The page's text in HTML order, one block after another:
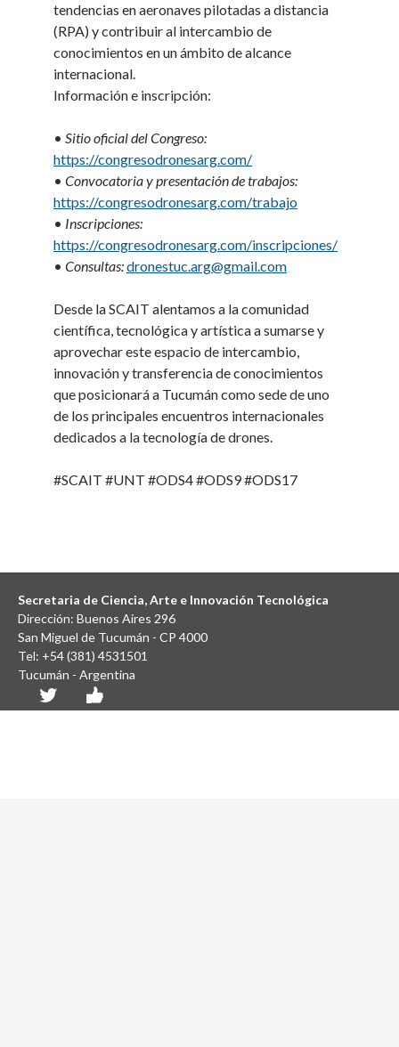
tendencias en aeronaves pilotadas a distancia
(RPA) y contribuir al intercambio de
conocimientos en un ámbito de alcance
internacional.
Información e inscripción:
•Sitio oficial del Congreso:
https://congresodronesarg.com/
•Convocatoria y presentación de trabajos:
https://congresodronesarg.com/trabajo
• Inscripciones:
https://congresodronesarg.com/inscripciones/
•Consultas:dronestuc.arg@gmail.com
Desde la SCAIT alentamos a la comunidad
científica, tecnológica y artística a sumarse y
aprovechar este espacio de intercambio,
innovación y transferencia de conocimientos
que posicionará a Tucumán como sede de uno
de los principales encuentros internacionales
dedicados a la tecnología de drones.
#SCAIT #UNT #ODS4 #ODS9 #ODS17
Secretaria de Ciencia, Arte e Innovación Tecnológica
Dirección: Buenos Aires 296
San Miguel de Tucumán - CP 4000
Tel: +54 (381) 4531501
Tucumán - Argentina